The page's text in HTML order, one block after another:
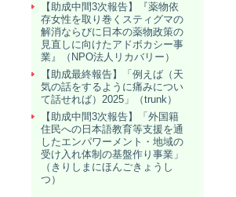
【助成中間3次報告】『薬物依
存女性を取り巻くスティグマの
解消ならびに日本の薬物政策の
見直しに向けたアドボカシー事
業』（NPO法人リカバリー）
【助成最終報告】「例えば（天
気の話をするように痛みについ
て話せれば）2025」（trunk）
【助成中間3次報告】「外国籍
住民への日本語教育等支援を通
したエンパワーメント・地域の
受け入れ体制の基盤作り事業」
（きりしまにほんごきょうし
つ）